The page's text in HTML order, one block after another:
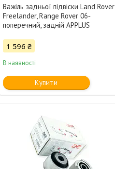
Важіль задньої підвіски Land Rover
Freelander, Range Rover 06-
поперечний, задній APPLUS
1 596 ₴
В наявності
Купити